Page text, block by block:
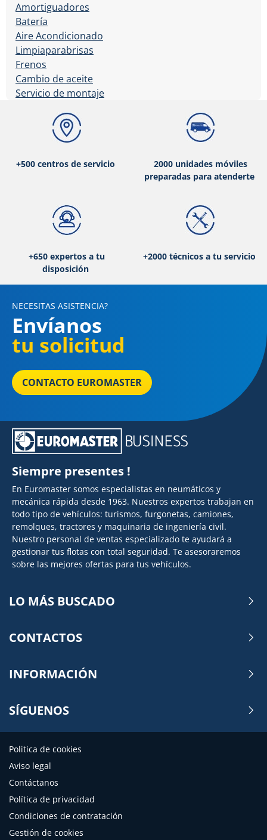
Amortiguadores
Batería
Aire Acondicionado
Limpiaparabrisas
Frenos
Cambio de aceite
Servicio de montaje
+500 centros de servicio
2000 unidades móviles
preparadas para atenderte
+650 expertos a tu
disposición
+2000 técnicos a tu servicio
NECESITAS ASISTENCIA?
Envíanos
tu solicitud
CONTACTO EUROMASTER
Siempre presentes !
En Euromaster somos especialistas en neumáticos y
mecánica rápida desde 1963. Nuestros expertos trabajan en
todo tipo de vehículos: turismos, furgonetas, camiones,
remolques, tractores y maquinaria de ingeniería civil.
Nuestro personal de ventas especializado te ayudará a
gestionar tus flotas con total seguridad. Te asesoraremos
sobre las mejores ofertas para tus vehículos.
LO MÁS BUSCADO
CONTACTOS
INFORMACIÓN
SÍGUENOS
Politica de cookies
Aviso legal
Contáctanos
Política de privacidad
Condiciones de contratación
Gestión de cookies